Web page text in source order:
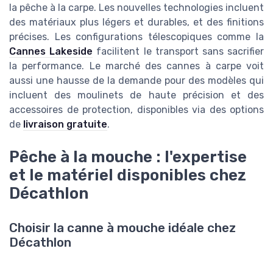
la pêche à la carpe. Les nouvelles technologies incluent
des matériaux plus légers et durables, et des finitions
précises. Les configurations télescopiques comme la
Cannes Lakeside facilitent le transport sans sacrifier
la performance. Le marché des cannes à carpe voit
aussi une hausse de la demande pour des modèles qui
incluent des moulinets de haute précision et des
accessoires de protection, disponibles via des options
de livraison gratuite.
Pêche à la mouche : l'expertise
et le matériel disponibles chez
Décathlon
Choisir la canne à mouche idéale chez
Décathlon